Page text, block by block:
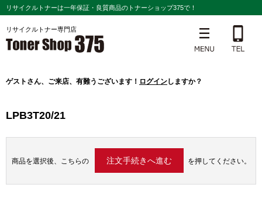
リサイクルトナーは一年保証・良質商品のトナーショップ375で！
リサイクルトナー専門店
ゲスト さん、ご来店、有難うございます！ ログインしますか？
LPB3T20/21
商品を選択後、こちらの を押してください。